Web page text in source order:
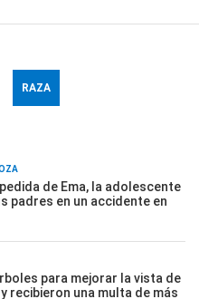
RAZA
de Ema, la adolescente
padres en un accidente en
para mejorar la vista de
recibieron una multa de más